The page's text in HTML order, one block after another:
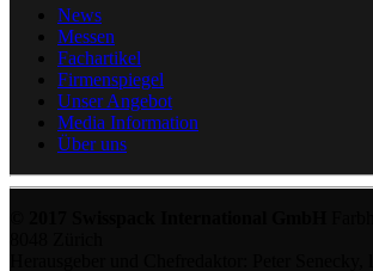
News
Messen
Fachartikel
Firmenspiegel
Unser Angebot
Media Information
Über uns